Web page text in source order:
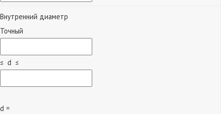
Внутренний диаметр
Точный
≤ d ≤
d =